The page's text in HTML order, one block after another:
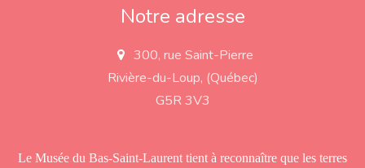
Notre adresse
a
d
300, rue Saint-Pierre
Rivière-du-Loup, (Québec)
G5R 3V3
Le Musée du Bas-Saint-Laurent tient à reconnaître que les terres